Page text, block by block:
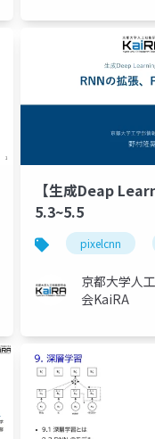
【生成Deap
5.3~5.5
pixelcnn
京都大学人
会KaiRA